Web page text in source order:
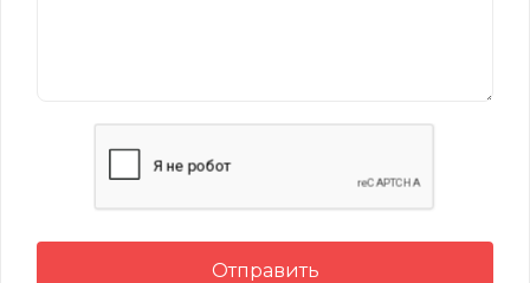
Отправить